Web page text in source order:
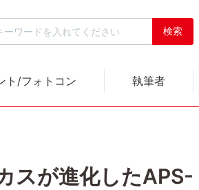
ト/フォトコン 執筆者
スが進化したAPS-